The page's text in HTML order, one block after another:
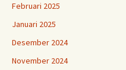
Februari 2025
Januari 2025
Desember 2024
November 2024